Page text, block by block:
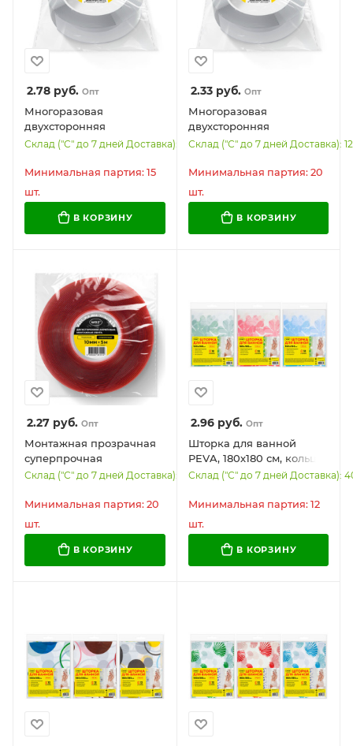
2.78 руб. Опт
Многоразовая
двухсторонняя
прозрачная крепежная
м x 3 см, толщина 1 мм,
Склад ("С" до 7 дней Доставка): 820
Минимальная партия: 15
шт.
В КОРЗИНУ
2.33руб. Опт
Многоразовая
двухсторонняя
прозрачная крепежная
м x 1 см, толщина 1мм,
Склад ("С" до 7 дней Доставка):
Минимальная партия: 20
шт.
В КОРЗИНУ
2.27 руб. Опт
Монтажная прозрачная
суперпрочная
двухсторонняя лента 10
толщина 1 мм, WBZ,
Склад ("С" до 7 дней Доставка): 9123
Минимальная партия: 20
шт.
В КОРЗИНУ
2.96руб. Опт
Шторка для ванной
PEVA, 180х180 см, кольца
в комплекте, 3 дизайна
(ВБЗ), 700071
Склад ("С" до 7 дней Доставка):
Минимальная партия: 12
шт.
В КОРЗИНУ